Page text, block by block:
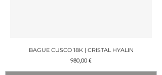
BAGUE CUSCO 18K | CRISTAL HYALIN
Prix
980,00 €